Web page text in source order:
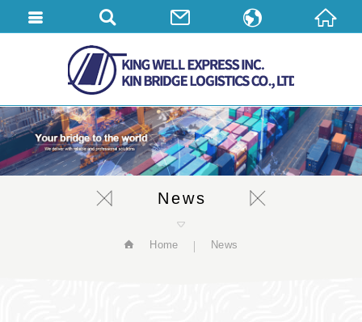
News
Home News
English
简体中文